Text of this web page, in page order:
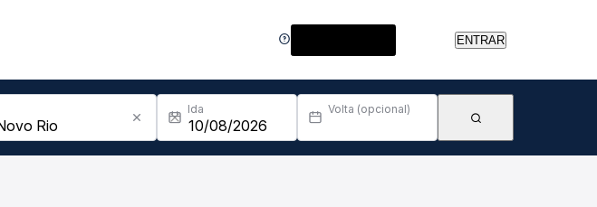
ENTRAR
Ida Volta (opcional)